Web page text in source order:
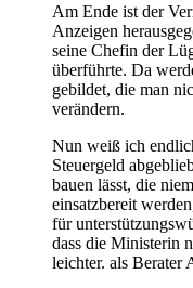
Am Ende ist der
Anzeigen
seine Chefin der
überführte. Da
gebildet, die man
verändern.
Nun weiß ich
Steuergeld
bauen lässt, die
einsatzbereit
für
dass die Ministerin
leichter. als Berater